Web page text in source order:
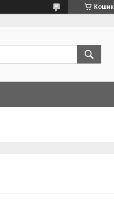
Кошик